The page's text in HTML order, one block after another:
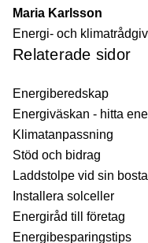
Maria Karlsson
Energi- och
Relaterade sidor
Energiberedskap
Energiväskan - hitta
Klimatanpassning
Stöd och bidrag
Laddstolpe vid sin
Installera solceller
Energiråd till företag
Energibesparingstips